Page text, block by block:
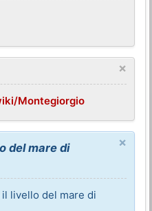
×
Montegiorgio
×
del mare di
livello del mare di